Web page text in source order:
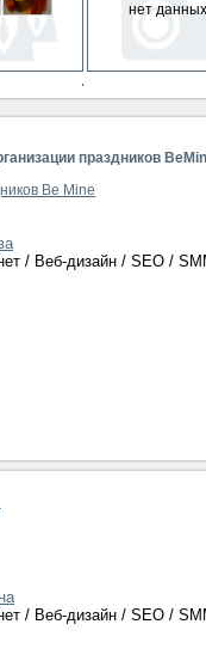
нет данных
праздников
Be Mine
/ Веб-дизайн / SEO /
/ Веб-дизайн / SEO /